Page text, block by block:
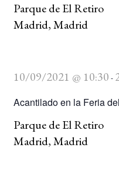
Parque de El Retiro
Madrid, Madrid
Acantilado en la Feria
10/09/2021 @ 10:30 -
Parque de El Retiro
Madrid, Madrid